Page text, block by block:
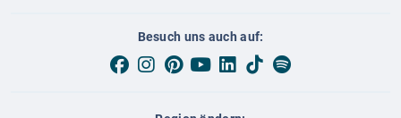
Besuch uns auch auf: